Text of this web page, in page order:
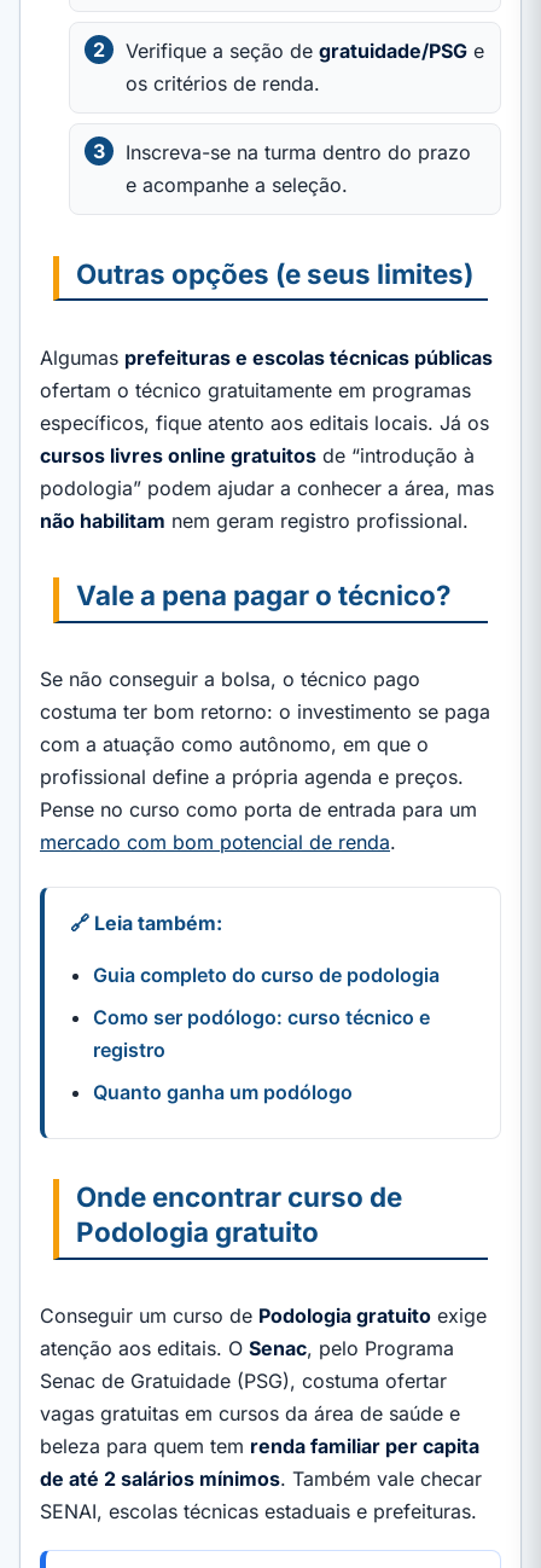
Verifique a seção de gratuidade/PSG e
os critérios de renda.
Inscreva-se na turma dentro do prazo
e acompanhe a seleção.
Outras opções (e seus limites)
Algumas prefeituras e escolas técnicas públicas
ofertam o técnico gratuitamente em programas
específicos, fique atento aos editais locais. Já os
cursos livres online gratuitos de “introdução à
podologia” podem ajudar a conhecer a área, mas
não habilitam nem geram registro profissional.
Vale a pena pagar o técnico?
Se não conseguir a bolsa, o técnico pago
costuma ter bom retorno: o investimento se paga
com a atuação como autônomo, em que o
profissional define a própria agenda e preços.
Pense no curso como porta de entrada para um
mercado com bom potencial de renda.
🔗 Leia também:
Guia completo do curso de podologia
Como ser podólogo: curso técnico e
registro
Quanto ganha um podólogo
Onde encontrar curso de
Podologia gratuito
Conseguir um curso de Podologia gratuito exige
atenção aos editais. O Senac, pelo Programa
Senac de Gratuidade (PSG), costuma ofertar
vagas gratuitas em cursos da área de saúde e
beleza para quem tem renda familiar per capita
de até 2 salários mínimos. Também vale checar
SENAI, escolas técnicas estaduais e prefeituras.